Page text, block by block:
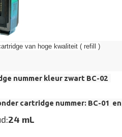
van hoge kwaliteit ( refill )
nummer kleur zwart BC-02
cartridge nummer: BC-01
24 mL